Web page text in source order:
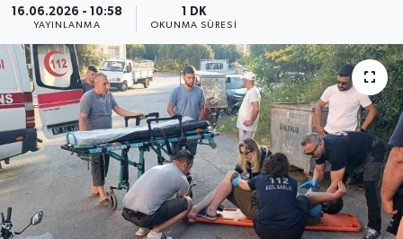
16.06.2026 - 10:58
YAYINLANMA
1 DK
OKUNMA SÜRESI
EĞİTİM
GENEL
Güncel
HABERDE İNSAN
İlginç
Son Dakika Haberleri
Haber Arşivi